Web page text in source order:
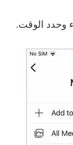
وحدد الوقت.